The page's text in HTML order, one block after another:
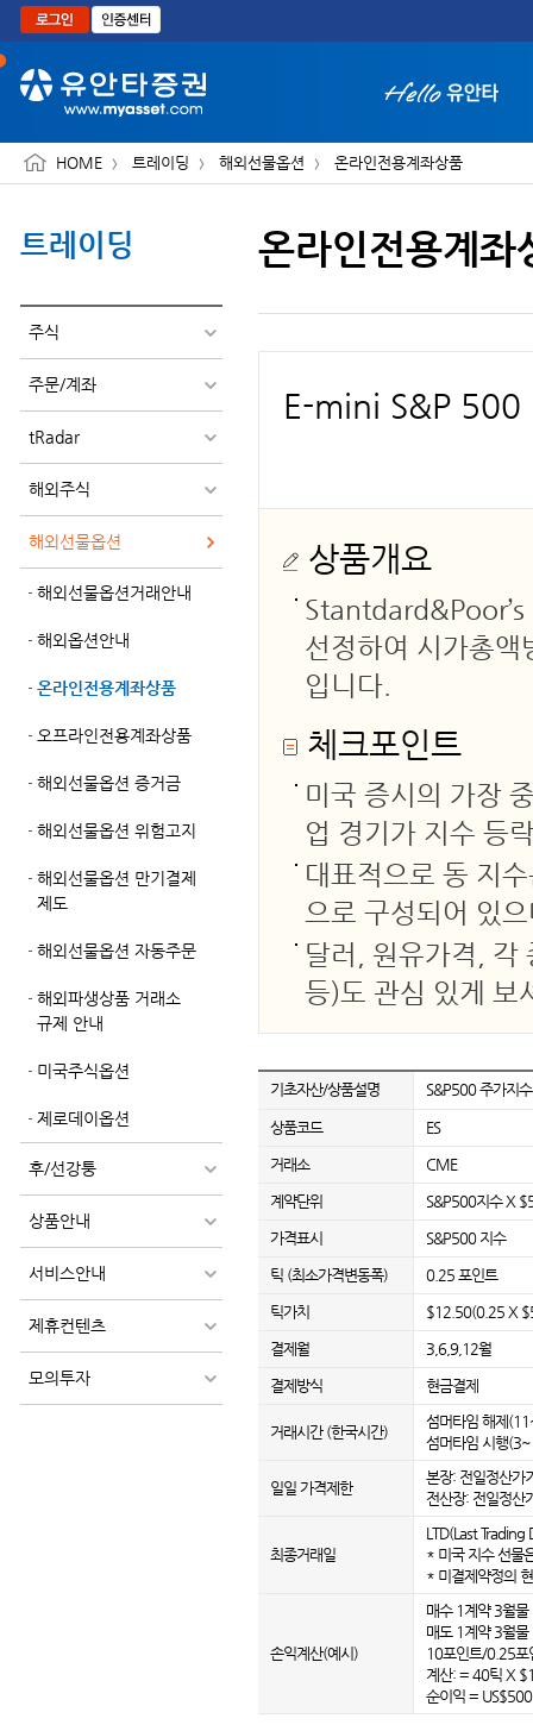
본문으로 바로가기
HOME 트레이딩 해외선물옵션 온라인전용계좌상품
트레이딩
주식
주문/계좌
tRadar
해외주식
해외선물옵션
해외선물옵션거래안내
해외옵션안내
온라인전용계좌상품
오프라인전용계좌상품
해외선물옵션 증거금
해외선물옵션 위험고지
해외선물옵션 만기결제
제도
해외선물옵션 자동주문
해외파생상품 거래소
규제 안내
미국주식옵션
제로데이옵션
후/선강퉁
상품안내
서비스안내
제휴컨텐츠
모의투자
온라인전용계좌
E-mini S&P 500
상품개요
Stantdard&Poor’s
선정하여 시가총
입니다.
체크포인트
미국 증시의 가장
업 경기가 지수 등
대표적으로 동 지
으로 구성되어 있
달러, 원유가격, 각
등)도 관심 있게 보
기초자산/상품설명 S&P500 주가지
상품코드 ES
거래소 CME
계약단위 S&P500지수 X
가격표시 S&P500 지수
틱 (최소가격변동폭) 0.25 포인트
틱가치 $12.50(0.25 X
결제월 3,6,9,12월
결제방식 현금결제
거래시간 (한국시간)
섬머타임 해제
섬머타임 시행
일일 가격제한
본장: 전일정산
전산장: 전일정
최종거래일
LTD(Last Trading
* 미국 지수 선물
* 미결제약정의
손익계산(예시)
매수 1계약 3월
매도 1계약 3월
10포인트/0.25
계산: = 40틱 X
순이익 = US$500